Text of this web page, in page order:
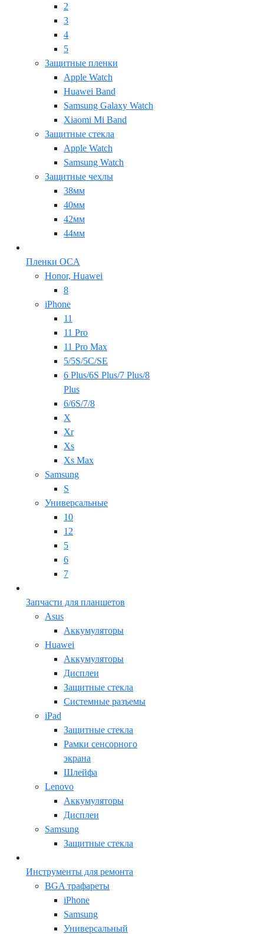
2
3
4
5
Защитные пленки
Apple Watch
Huawei Band
Samsung Galaxy Watch
Xiaomi Mi Band
Защитные стекла
Apple Watch
Samsung Watch
Защитные чехлы
38мм
40мм
42мм
44мм
Пленки OCA
Honor, Huawei
8
iPhone
11
11 Pro
11 Pro Max
5/5S/5C/SE
6 Plus/6S Plus/7 Plus/8
Plus
6/6S/7/8
X
Xr
Xs
Xs Max
Samsung
S
Универсальные
10
12
5
6
7
Запчасти для планшетов
Asus
Аккумуляторы
Huawei
Аккумуляторы
Дисплеи
Защитные стекла
Системные разъемы
iPad
Защитные стекла
Рамки сенсорного
экрана
Шлейфа
Lenovo
Аккумуляторы
Дисплеи
Samsung
Защитные стекла
Инструменты для ремонта
BGA трафареты
iPhone
Samsung
Универсальный